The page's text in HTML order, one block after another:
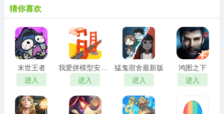
猜你喜欢
末世王者
进入
我爱拼模型安卓版
进入
猛鬼宿舍最新版
进入
鸿图之下
进入